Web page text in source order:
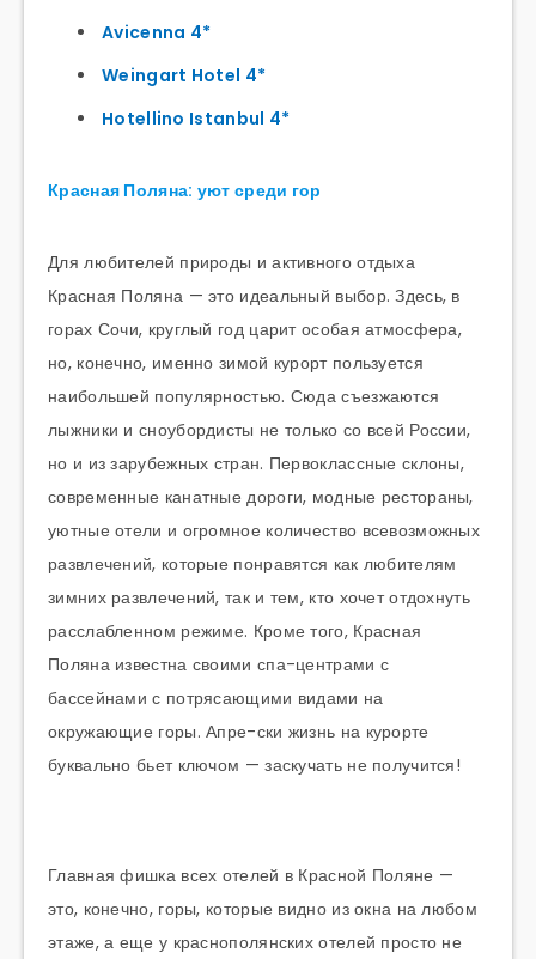
Avicenna 4*
Weingart Hotel 4*
Hotellino Istanbul 4*
Красная Поляна: уют среди гор
Для любителей природы и активного отдыха
Красная Поляна — это идеальный выбор. Здесь, в
горах Сочи, круглый год царит особая атмосфера,
но, конечно, именно зимой курорт пользуется
наибольшей популярностью. Сюда съезжаются
лыжники и сноубордисты не только со всей России,
но и из зарубежных стран. Первоклассные склоны,
современные канатные дороги, модные рестораны,
уютные отели и огромное количество всевозможных
развлечений, которые понравятся как любителям
зимних развлечений, так и тем, кто хочет отдохнуть
расслабленном режиме. Кроме того, Красная
Поляна известна своими спа-центрами с
бассейнами с потрясающими видами на
окружающие горы. Апре-ски жизнь на курорте
буквально бьет ключом — заскучать не получится!
Главная фишка всех отелей в Красной Поляне —
это, конечно, горы, которые видно из окна на любом
этаже, а еще у краснополянских отелей просто не